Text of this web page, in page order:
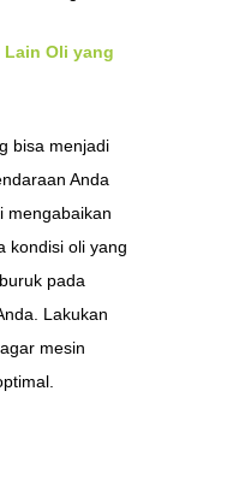
Oli yang
bisa menjadi
Anda
mengabaikan
kondisi oli yang
pada
Lakukan
mesin